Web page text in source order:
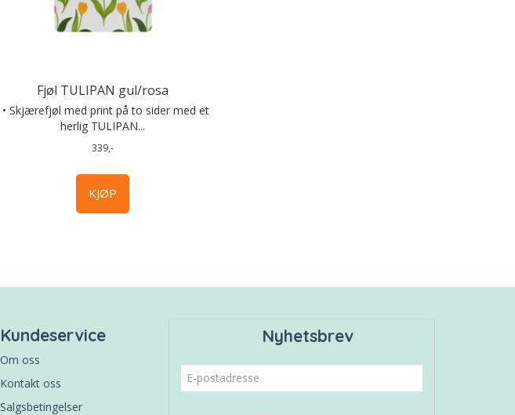
Fjøl TULIPAN gul/rosa
• Skjærefjøl med print på to sider med et
herlig TULIPAN...
339,-
KJØP
Kundeservice
Om oss
Kontakt oss
Salgsbetingelser
Nyhetsbrev